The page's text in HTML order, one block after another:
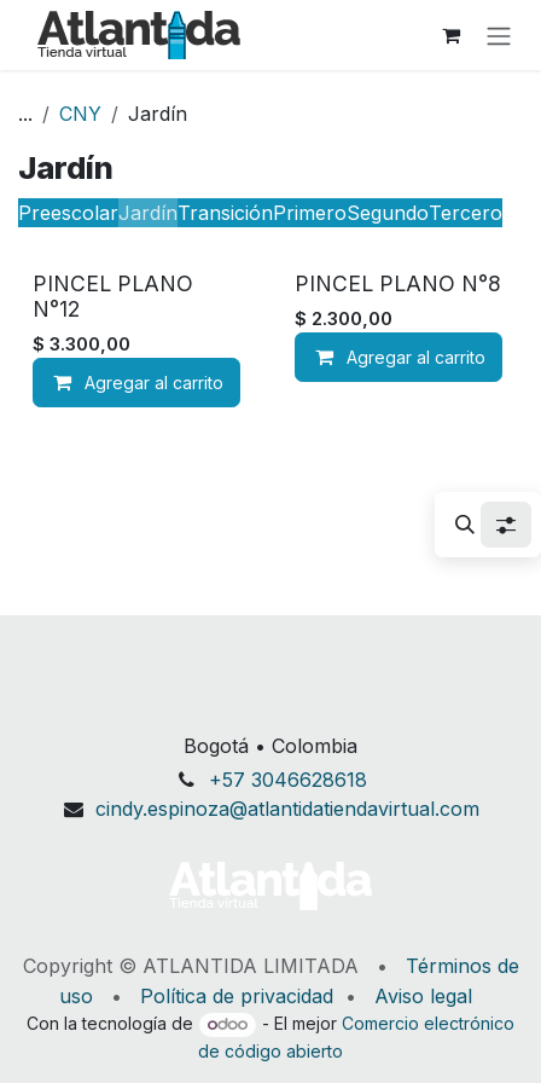
Ir al contenido
... CNY Jardín
Jardín
PreescolarJardínTransiciónPrimeroSegundoTercero
PINCEL PLANO
N°12
$ 3.300,00
Agregar al carrito
PINCEL PLANO N°8
$ 2.300,00
Agregar al carrito
Bogotá • Colombia
+57 3046628618
cindy.espinoza@atlantidatiendavirtual.com
Copyright © ATLANTIDA LIMITADA • Términos de
uso • Política de privacidad • Aviso legal
Con la tecnología de - El mejor Comercio electrónico
de código abierto